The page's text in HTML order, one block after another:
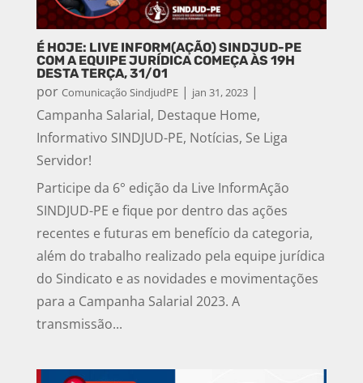
É HOJE: LIVE INFORM(AÇÃO) SINDJUD-PE
COM A EQUIPE JURÍDICA COMEÇA ÀS 19H
DESTA TERÇA, 31/01
por Comunicação SindjudPE| jan 31, 2023|
Campanha Salarial, Destaque Home,
Informativo SINDJUD-PE, Notícias, Se Liga
Servidor!
Participe da 6° edição da Live InformAção
SINDJUD-PE e fique por dentro das ações
recentes e futuras em benefício da categoria,
além do trabalho realizado pela equipe jurídica
do Sindicato e as novidades e movimentações
para a Campanha Salarial 2023. A
transmissão...